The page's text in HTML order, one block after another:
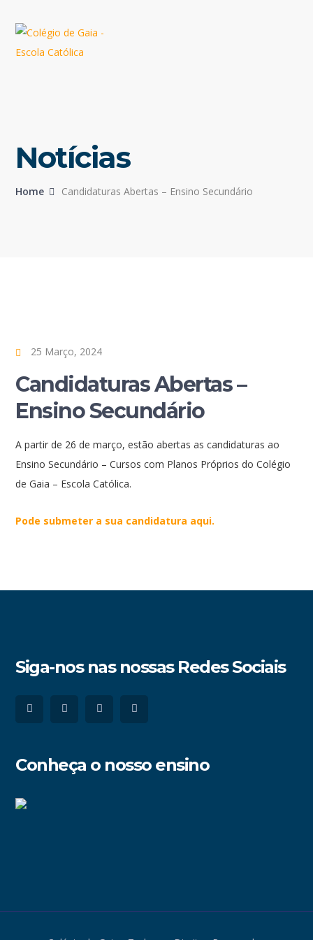
Notícias
Home Candidaturas Abertas – Ensino Secundário
25 Março, 2024
Candidaturas Abertas –
Ensino Secundário
A partir de 26 de março, estão abertas as candidaturas ao
Ensino Secundário – Cursos com Planos Próprios do Colégio
de Gaia – Escola Católica.
Pode submeter a sua candidatura aqui.
Siga-nos nas nossas Redes Sociais
Conheça o nosso ensino